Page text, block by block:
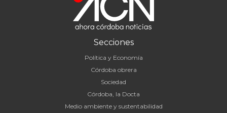
Secciones
Política y Economía
Córdoba obrera
Sociedad
Córdoba, la Docta
Medio ambiente y sustentabilidad